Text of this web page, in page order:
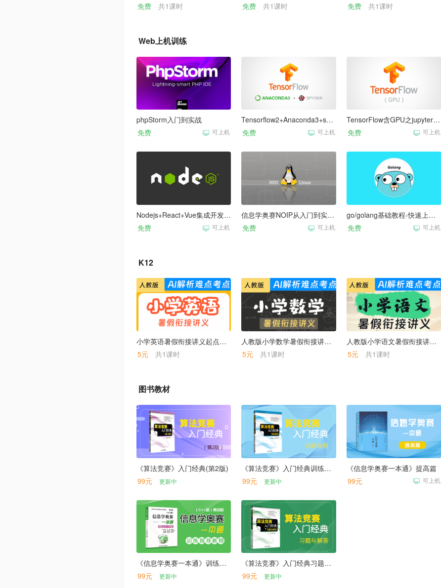
免费
共1课时
免费
共1课时
免费
共1课时
Web上机训练
phpStorm入门到实战
免费
可上机
Tensorflow2+Anaconda3+spyder深度学习集成开发环境-入门指南
免费
可上机
TensorFlow含GPU之jupyter使用
免费
可上机
Nodejs+React+Vue集成开发环境-入门教程
免费
可上机
信息学奥赛NOIP从入门到实战（在线上机桌面版）
免费
可上机
go/golang基础教程-快速上机操作指南
免费
可上机
K12
小学英语暑假衔接讲义起点课件
5元
共1课时
人教版小学数学暑假衔接讲义课件
5元
共1课时
人教版小学语文暑假衔接讲义课件
5元
共1课时
图书教材
《算法竞赛》入门经典(第2版)
99元
更新中
《算法竞赛》入门经典训练指南
99元
更新中
《信息学奥赛一本通》提高篇
99元
可上机
《信息学奥赛一本通》训练指导教程(C++版)第四版
99元
更新中
《算法竞赛》入门经典习题与解答
99元
更新中